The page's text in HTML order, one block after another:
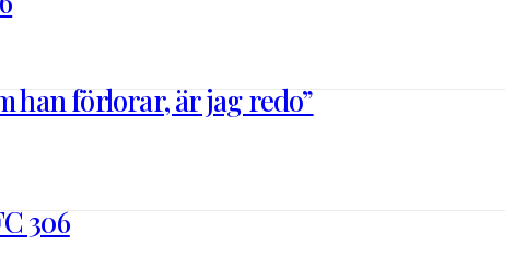
han förlorar, är jag redo”
306